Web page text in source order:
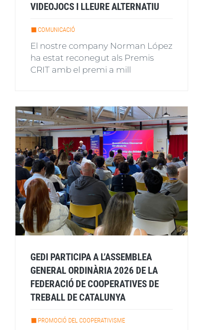
VIDEOJOCS I LLEURE ALTERNATIU
COMUNICACIÓ
El nostre company Norman López
ha estat reconegut als Premis
CRIT amb el premi a mill
GEDI PARTICIPA A L’ASSEMBLEA
GENERAL ORDINÀRIA 2026 DE LA
FEDERACIÓ DE COOPERATIVES DE
TREBALL DE CATALUNYA
PROMOCIÓ DEL COOPERATIVISME